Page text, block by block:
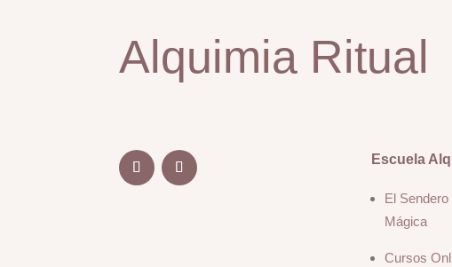
Alquimia Ritual
Escuela
El
Mágica
Cursos